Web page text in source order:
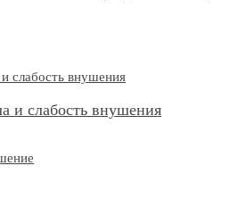
и слабость внушения